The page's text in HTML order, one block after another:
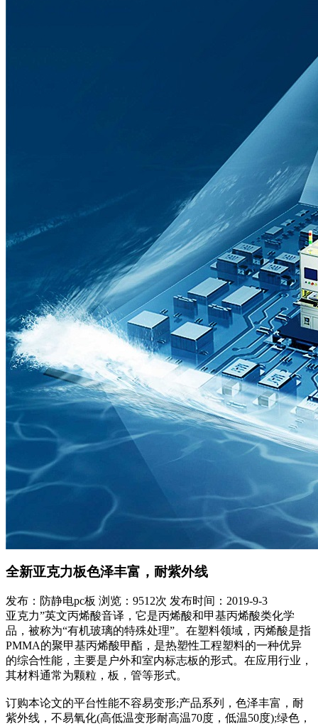
全新亚克力板色泽丰富，耐紫外线
发布：防静电pc板 浏览：9512次 发布时间：2019-9-3
亚克力”英文丙烯酸音译，它是丙烯酸和甲基丙烯酸类化学
品，被称为“有机玻璃的特殊处理”。在塑料领域，丙烯酸是指
PMMA的聚甲基丙烯酸甲酯，是热塑性工程塑料的一种优异
的综合性能，主要是户外和室内标志板的形式。在应用行业，
其材料通常为颗粒，板，管等形式。
订购本论文的平台性能不容易变形;产品系列，色泽丰富，耐
紫外线，不易氧化(高低温变形耐高温70度，低温50度);绿色，